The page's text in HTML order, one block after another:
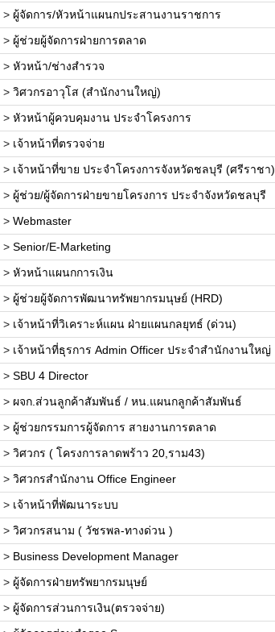
> ผู้จัดการ/หัวหน้าแผนกประสานงานราชการ
> ผู้ช่วยผู้จัดการฝ่ายการตลาด
> หัวหน้า/ช่างสำรวจ
> วิศวกรอาวุโส (สำนักงานใหญ่)
> หัวหน้าผู้ควบคุมงาน ประจำโครงการ
> เจ้าหน้าที่ตรวจจ่าย
> เจ้าหน้าที่ขาย ประจำโครงการจังหวัดชลบุรี (ศรีราชา)
> ผู้ช่วย/ผู้จัดการฝ่ายขายโครงการ ประจำจังหวัดชลบุรี
> Webmaster
> Senior/E-Marketing
> หัวหน้าแผนกการเงิน
> ผู้ช่วยผู้จัดการพัฒนาทรัพยากรมนุษย์ (HRD)
> เจ้าหน้าที่วิเคราะห์แผน ฝ่ายแผนกลยุทธ์ (ด่วน)
> เจ้าหน้าที่ธุรการ Admin Officer ประจำสำนักงานใหญ่
> SBU 4 Director
> ผจก.ส่วนลูกค้าสัมพันธ์ / หน.แผนกลูกค้าสัมพันธ์
> ผู้ช่วยกรรมการผู้จัดการ สายงานการตลาด
> วิศวกร ( โครงการลาดพร้าว 20,ราม43)
> วิศวกรสำนักงาน Office Engineer
> เจ้าหน้าที่พัฒนาระบบ
> วิศวกรสนาม ( วัชรพล-ทางด่วน )
> Business Development Manager
> ผู้จัดการฝ่ายทรัพยากรมนุษย์
> ผู้จัดการส่วนการเงิน(ตรวจจ่าย)